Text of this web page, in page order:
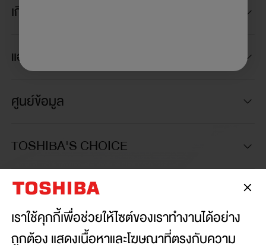
เกี่ยวกับเรา
แอปพลิเคชัน TSmartLife
ศูนย์ข้อมูล
TOSHIBA'S CHOICE
เชื่อมต่อกับเรา:
เราใช้คุกกี้เพื่อช่วยให้ไซต์ของเราทำงานได้อย่าง
ถูกต้อง แสดงเนื้อหาและโฆษณาที่ตรงกับความ